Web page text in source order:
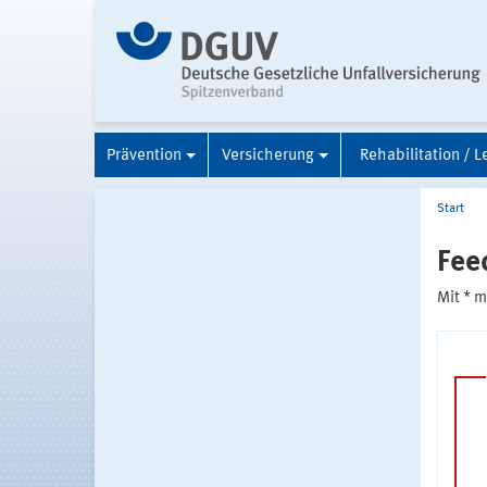
Prävention Versicherung Rehabilitation /
Start
Mit *